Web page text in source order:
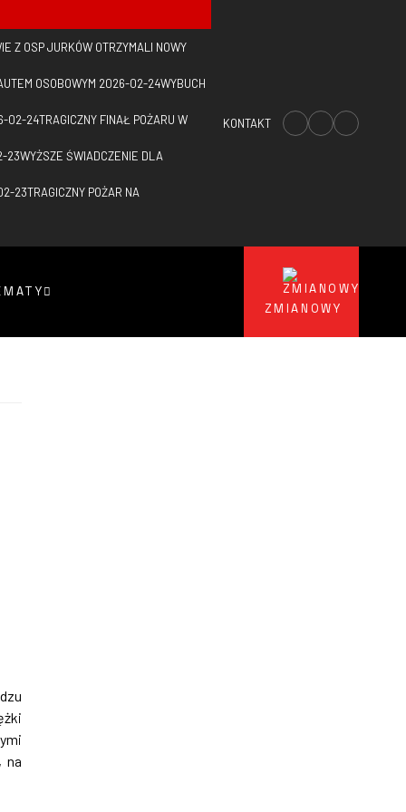
Z OSP JURKÓW OTRZYMALI NOWY
OSOBOWYM 2026-02-24WYBUCH
02-24TRAGICZNY FINAŁ POŻARU W
23WYŻSZE ŚWIADCZENIE DLA
23TRAGICZNY POŻAR NA
KONTAKT
ZMIANOWY
na